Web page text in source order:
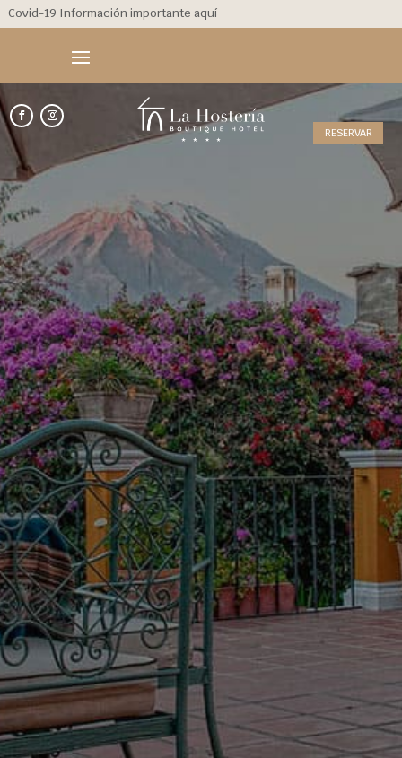
Covid-19 Información importante aquí
RESERVAR